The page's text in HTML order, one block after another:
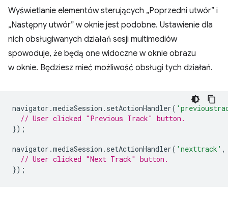
Wyświetlanie elementów sterujących „Poprzedni utwór” i
„Następny utwór” w oknie jest podobne. Ustawienie dla
nich obsługiwanych działań sesji multimediów
spowoduje, że będą one widoczne w oknie obrazu
w oknie. Będziesz mieć możliwość obsługi tych działań.
navigator .mediaSession . setActionHandler(
// User clicked "Previous Track" button.
});
navigator .mediaSession . setActionHandler( 'nexttrack' ,
// User clicked "Next Track" button.
});